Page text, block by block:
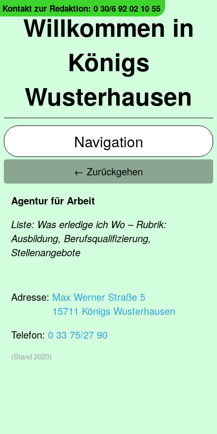
Willkommen in
Königs
Wusterhausen
Kontakt zur Redaktion: 0 30/6 92 02 10 55
Navigation
← Zurückgehen
Agentur für Arbeit
Liste: Was erledige ich Wo – Rubrik:
Ausbildung, Berufsqualifizierung,
Stellenangebote
Adresse: Max Werner Straße 5
15711 Königs Wusterhausen
Telefon: 0 33 75/27 90
(Stand 2020)